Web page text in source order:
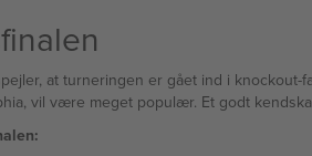
at turneringen er gået ind i
vil være meget populær. Et godt